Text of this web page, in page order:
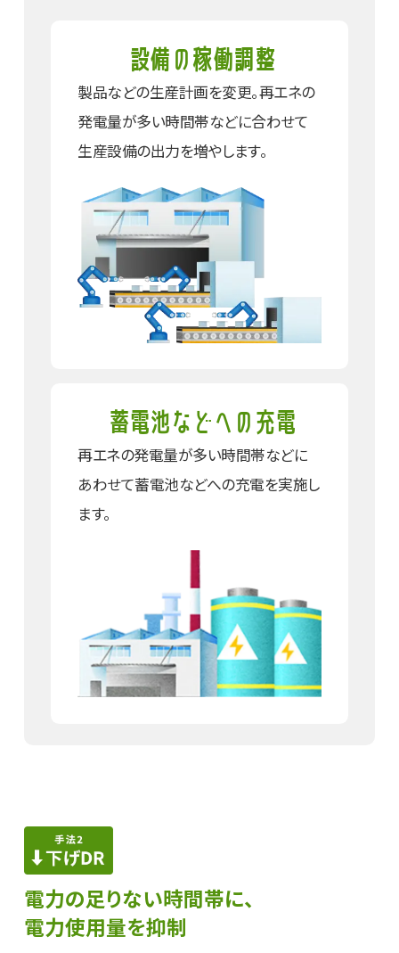
設備の稼働調整
製品などの生産計画を変更。再エネの
発電量が多い時間帯などに合わせて
生産設備の出力を増やします。
蓄電池などへの充電
再エネの発電量が多い時間帯などに
あわせて蓄電池などへの充電を実施し
ます。
電力の足りない時間帯に、
電力使用量​を抑制